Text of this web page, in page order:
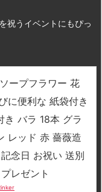
祝うイベントにもぴっ
ープフラワー 花
に便利な 紙袋付き
き バラ 18本 グラ
レッド 赤 薔薇造
念日 お祝い 送別
レゼント